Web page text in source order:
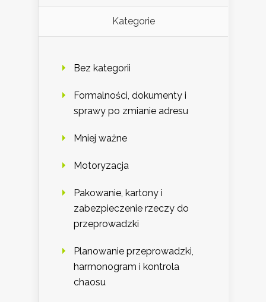
Kategorie
Bez kategorii
Formalności, dokumenty i
sprawy po zmianie adresu
Mniej ważne
Motoryzacja
Pakowanie, kartony i
zabezpieczenie rzeczy do
przeprowadzki
Planowanie przeprowadzki,
harmonogram i kontrola
chaosu